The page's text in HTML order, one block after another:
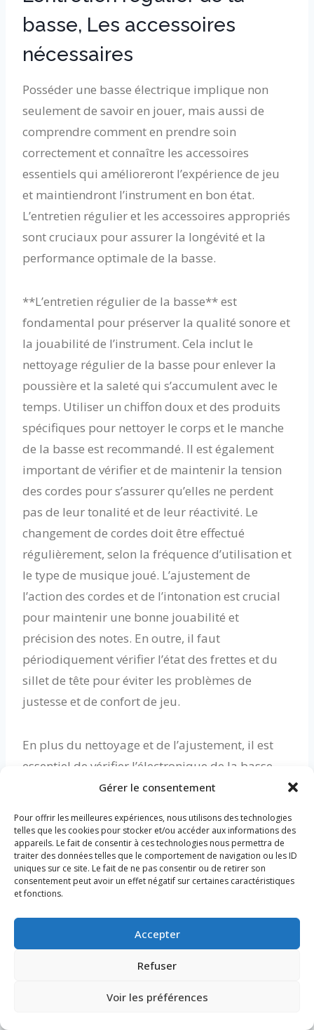
Gérer le consentement
Pour offrir les meilleures expériences, nous utilisons des technologies
telles que les cookies pour stocker et/ou accéder aux informations des
appareils. Le fait de consentir à ces technologies nous permettra de
traiter des données telles que le comportement de navigation ou les ID
uniques sur ce site. Le fait de ne pas consentir ou de retirer son
consentement peut avoir un effet négatif sur certaines caractéristiques
et fonctions.
Accepter
Refuser
Voir les préférences
basse, Les accessoires
nécessaires
Posséder une basse électrique implique non
seulement de savoir en jouer, mais aussi de
comprendre comment en prendre soin
correctement et connaître les accessoires
essentiels qui amélioreront l’expérience de jeu
et maintiendront l’instrument en bon état.
L’entretien régulier et les accessoires appropriés
sont cruciaux pour assurer la longévité et la
performance optimale de la basse.
**L’entretien régulier de la basse** est
fondamental pour préserver la qualité sonore et
la jouabilité de l’instrument. Cela inclut le
nettoyage régulier de la basse pour enlever la
poussière et la saleté qui s’accumulent avec le
temps. Utiliser un chiffon doux et des produits
spécifiques pour nettoyer le corps et le manche
de la basse est recommandé. Il est également
important de vérifier et de maintenir la tension
des cordes pour s’assurer qu’elles ne perdent
pas de leur tonalité et de leur réactivité. Le
changement de cordes doit être effectué
régulièrement, selon la fréquence d’utilisation et
le type de musique joué. L’ajustement de
l’action des cordes et de l’intonation est crucial
pour maintenir une bonne jouabilité et
précision des notes. En outre, il faut
périodiquement vérifier l’état des frettes et du
sillet de tête pour éviter les problèmes de
justesse et de confort de jeu.
En plus du nettoyage et de l’ajustement, il est
essentiel de vérifier l’électronique de la basse,
notamment les connexions des micros et les
fonctionnent correctement et sans bruit
indésirable. Un entretien professionnel peut être
nécessaire pour les problèmes plus complexes,
tels que le remplacement des micros ou des
ne sont pas seulement utiles mais souvent